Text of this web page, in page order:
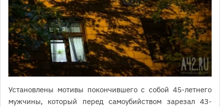
Установлены мотивы покончившего с собой 45-летнего
мужчины, который перед самоубийством зарезал 43-